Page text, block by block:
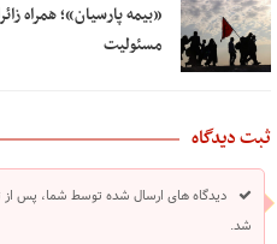
«بیمه پارسیان»؛ همراه
مسئولیت
ثبت دیدگاه
دیدگاه های ارسال شده توسط شما، پس
شد.